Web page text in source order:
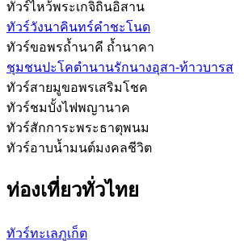
ทัวร์ไหว้พระเกจิถิ่นอิสาน
ทัวร์วังนาคินทร์คำชะโนด
ทัวร์ขอพรถ้ำนาคี ถ้ำนาคา
ชุมชนปะโคตำนานรักนางอุสา-ท้าวบารส
ทัวร์สายมูขอพรเสริมโชค
ทัวร์ชมบั้งไฟพญานาค
ทัวร์สักการะพระธาตุพนม
ทัวร์อาบน้ำมนต์มงคลชีวิต
ท่องเที่ยวทั่วไทย
ทัวร์ทะเลภูเก็ต